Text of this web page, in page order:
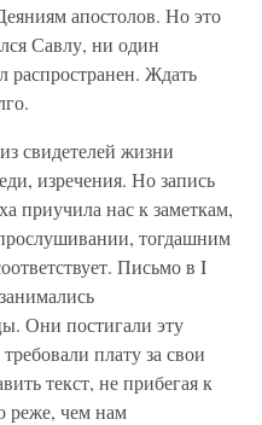
апостолов. Но это
Савлу, ни один
распространен. Ждать
свидетелей жизни
изречения. Но запись
приучила нас к заметкам,
тогдашним
Письмо в I
Они постигали эту
плату за свои
текст, не прибегая к
реже, чем нам